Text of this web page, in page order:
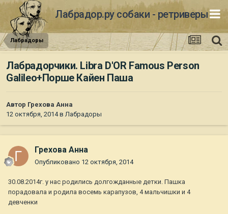
Лабрадор.ру собаки - ретриверы
Лабрадоры
Лабрадорчики. Libra D'OR Famous Person
Galileo+Порше Кайен Паша
Автор Грехова Анна
12 октября, 2014вЛабрадоры
Грехова Анна
Опубликовано 12 октября, 2014
30.08.2014г. у нас родились долгожданные детки. Пашка
порадовала и родила восемь карапузов, 4 мальчишки и 4
девченки